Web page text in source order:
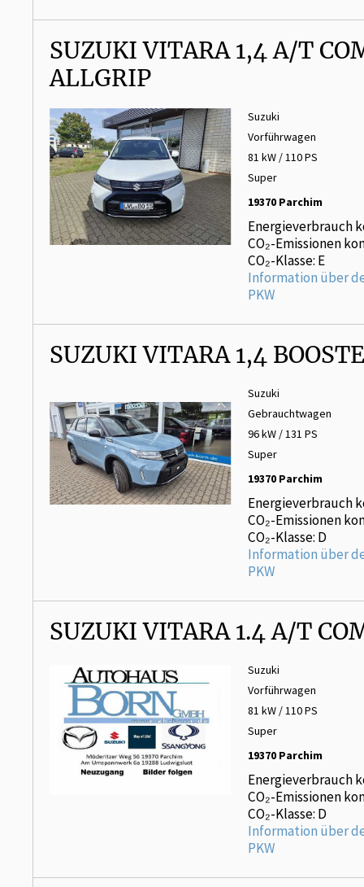
SUZUKI VITARA 1,4 A/T
ALLGRIP
Suzuki
Vorführwagen
81 kW / 110 PS
Super
19370 Parchim
Energieverbrauch
CO₂-Emissionen
CO₂-Klasse: E
Information über
PKW
SUZUKI VITARA 1,4
Suzuki
Gebrauchtwagen
96 kW / 131 PS
Super
19370 Parchim
Energieverbrauch
CO₂-Emissionen
CO₂-Klasse: D
Information über
PKW
SUZUKI VITARA 1.4 A/T
Suzuki
Vorführwagen
81 kW / 110 PS
Super
19370 Parchim
Energieverbrauch
CO₂-Emissionen
CO₂-Klasse: D
Information über
PKW